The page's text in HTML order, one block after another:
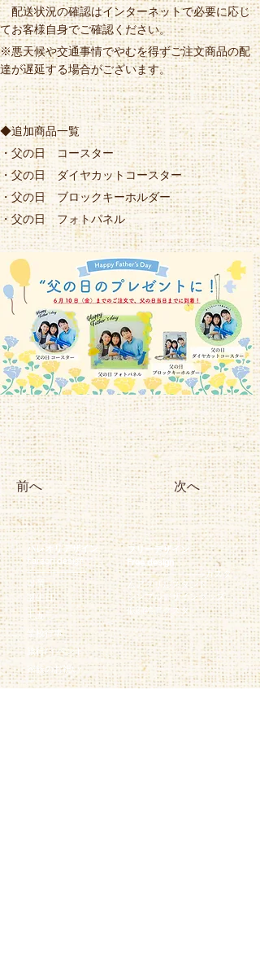
配送状況の確認はインターネットで必要に応じ
てお客様自身でご確認ください。
※悪天候や交通事情でやむを得ずご注文商品の配
達が遅延する場合がございます。
◆追加商品一覧
・父の日　コースター
・父の日　ダイヤカットコースター
・父の日　ブロックキーホルダー
・父の日　フォトパネル
前へ 次へ
ハレオリデザイン
hareori design
─── ── ────
出産
誕生日
七五三
学校行事
旅行/イベント
家族のお祝い
フリーデザイン
Free design
─────── ─────カスタ
ムアクリルスタンド
シンプルデザイングッズ
似顔絵アクスタ